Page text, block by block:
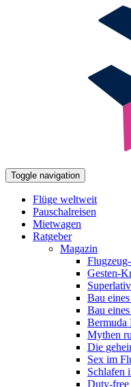
Toggle navigation
Flüge weltweit
Pauschalreisen
Mietwagen
Ratgeber
Magazin
Gesten-
Bau
Bau
Bermuda
Mythen
Die
Sex im
Schlafen
Duty-free